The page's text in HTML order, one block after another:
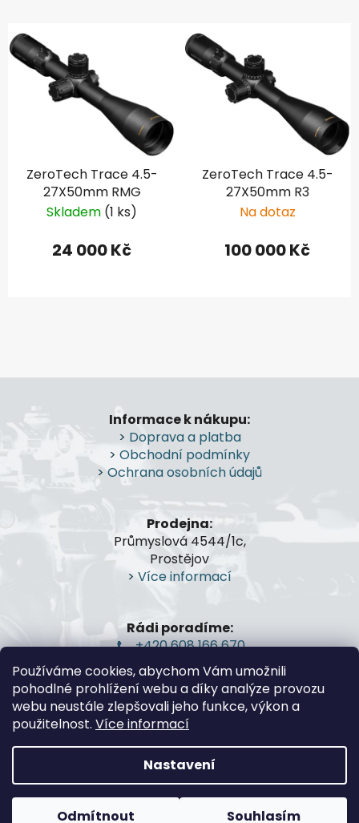
Používáme cookies, abychom Vám umožnili
pohodlné prohlížení webu a díky analýze provozu
webu neustále zlepšovali jeho funkce, výkon a
použitelnost. Více informací
Nastavení
Odmítnout Souhlasím
ZeroTech Trace 4.5-
27X50mm RMG
Skladem (1 ks)
24 000 Kč
ZeroTech Trace 4.5-
27X50mm R3
Na dotaz
100 000 Kč
Z
p
a
Informace k nákupu:
> Doprava a platba
> Obchodní podmínky
> Ochrana osobních údajů
Prodejna:
Průmyslová 4544/1c,
Prostějov
> Více informací
Rádi poradíme:
+420 608 166 670
gsa@gsa-shop.cz
Vytvořil Shoptet